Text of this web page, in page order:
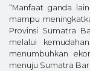
“Manfaat ganda
mampu
Provinsi Sumatra
melalui
menumbuhkan
menuju Sumatra